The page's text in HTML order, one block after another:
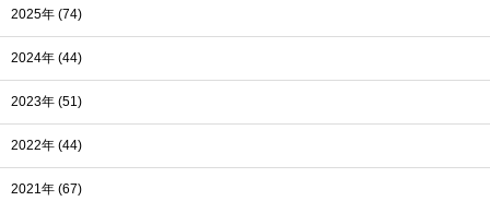
2025年 (74)
2024年 (44)
2023年 (51)
2022年 (44)
2021年 (67)